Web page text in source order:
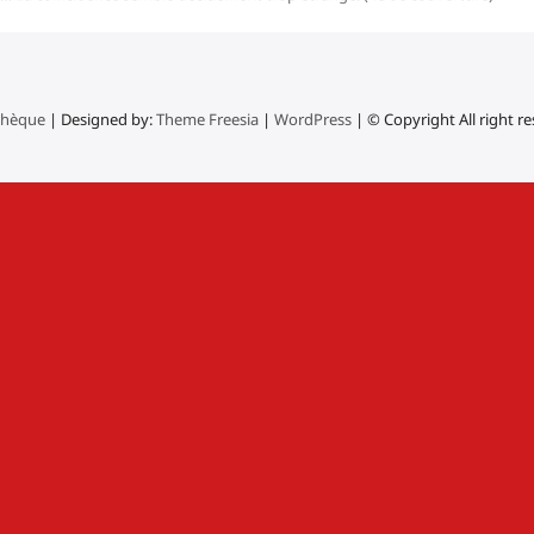
| Designed by:Theme Freesia | WordPress | © Copyright All right